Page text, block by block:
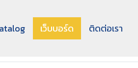
เว็บบอร์ด ติดต่อเรา